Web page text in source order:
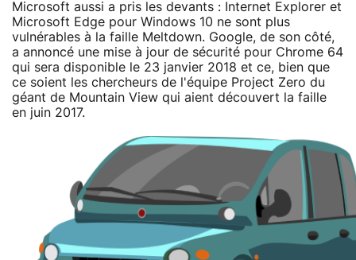
Microsoft aussi a pris les devants : Internet Explorer et
Microsoft Edge pour Windows 10 ne sont plus
vulnérables à la faille Meltdown. Google, de son côté,
a annoncé une mise à jour de sécurité pour Chrome 64
qui sera disponible le 23 janvier 2018 et ce, bien que
ce soient les chercheurs de l'équipe Project Zero du
géant de Mountain View qui aient découvert la faille
en juin 2017.